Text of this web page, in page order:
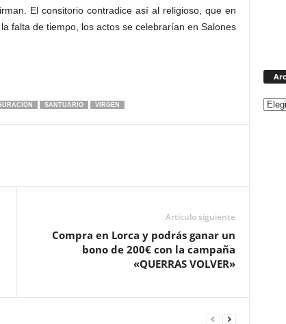
El consitorio contradice así al religioso, que en
falta de tiempo, los actos se celebrarían en Salones
SANTUARIO VIRGEN
Artículo siguiente
Compra en Lorca y podrás ganar un
bono de 200€ con la campaña
«QUERRAS VOLVER»